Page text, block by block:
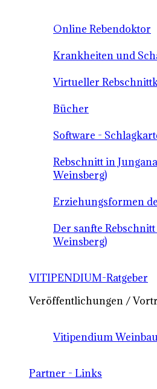
Online Rebendoktor
Krankheiten und
Virtueller
Bücher
Software -
Rebschnitt in
Weinsberg)
Erziehungsformen
Der sanfte
Weinsberg)
VITIPENDIUM-Ratgeber
Veröffentlichungen /
Vitipendium
Partner - Links